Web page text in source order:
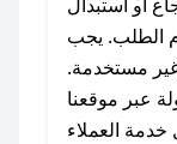
مشرقي؟
قم بما
يلي:
- اضغط على أيقونة متابعة لمتجر أثر مشرقي في
من استلام الطلب. يجب
مستخدمة.
عبر موقعنا